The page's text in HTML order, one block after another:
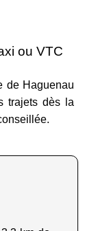
ou VTC
de Haguenau
trajets dès la